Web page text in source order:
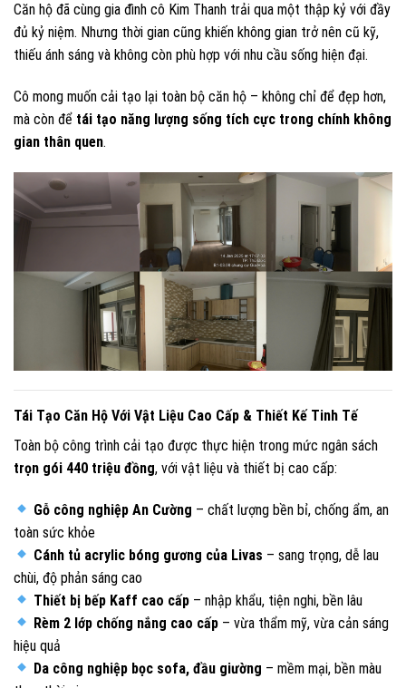
Căn hộ đã cùng gia đình cô Kim Thanh trải qua một thập kỷ với đầy
đủ kỷ niệm. Nhưng thời gian cũng khiến không gian trở nên cũ kỹ,
thiếu ánh sáng và không còn phù hợp với nhu cầu sống hiện đại.
Cô mong muốn cải tạo lại toàn bộ căn hộ – không chỉ để đẹp hơn,
mà còn để tái tạo năng lượng sống tích cực trong chính không
gian thân quen.
Tái Tạo Căn Hộ Với Vật Liệu Cao Cấp & Thiết Kế Tinh Tế
Toàn bộ công trình cải tạo được thực hiện trong mức ngân sách
trọn gói 440 triệu đồng, với vật liệu và thiết bị cao cấp:
Gỗ công nghiệp An Cường – chất lượng bền bỉ, chống ẩm, an
toàn sức khỏe
Cánh tủ acrylic bóng gương của Livas – sang trọng, dễ lau
chùi, độ phản sáng cao
Thiết bị bếp Kaff cao cấp – nhập khẩu, tiện nghi, bền lâu
Rèm 2 lớp chống nắng cao cấp – vừa thẩm mỹ, vừa cản sáng
hiệu quả
Da công nghiệp bọc sofa, đầu giường – mềm mại, bền màu